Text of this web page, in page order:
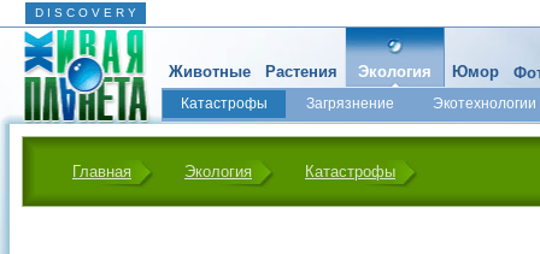
D I S C O V E R Y
Животные Растения Экология
Катастрофы Загрязнение Экотехнологии
Юмор
Главная Экология Катастрофы